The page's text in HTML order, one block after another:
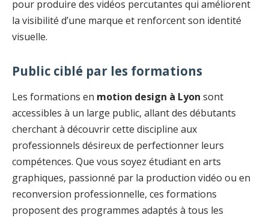
pour produire des vidéos percutantes qui améliorent
la visibilité d’une marque et renforcent son identité
visuelle.
Public ciblé par les formations
Les formations en motion design à Lyon sont
accessibles à un large public, allant des débutants
cherchant à découvrir cette discipline aux
professionnels désireux de perfectionner leurs
compétences. Que vous soyez étudiant en arts
graphiques, passionné par la production vidéo ou en
reconversion professionnelle, ces formations
proposent des programmes adaptés à tous les